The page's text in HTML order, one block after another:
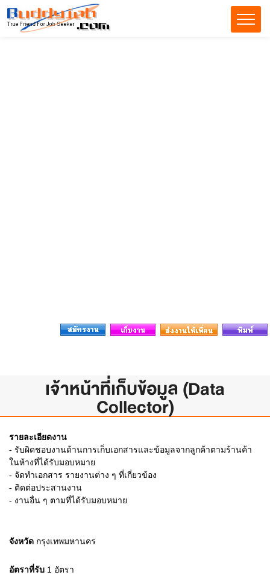
เจ้าหน้าที่เก็บข้อมูล (Data
Collector)
รายละเอียดงาน
- รับผิดชอบงานด้านการเก็บเอกสารและข้อมูลจากลูกค้าตามร้านค้า
ในห้างที่ได้รับมอบหมาย
- จัดทำเอกสาร รายงานต่าง ๆ ที่เกี่ยวข้อง
- ติดต่อประสานงาน
- งานอื่น ๆ ตามที่ได้รับมอบหมาย
จังหวัด กรุงเทพมหานคร
อัตราที่รับ 1 อัตรา